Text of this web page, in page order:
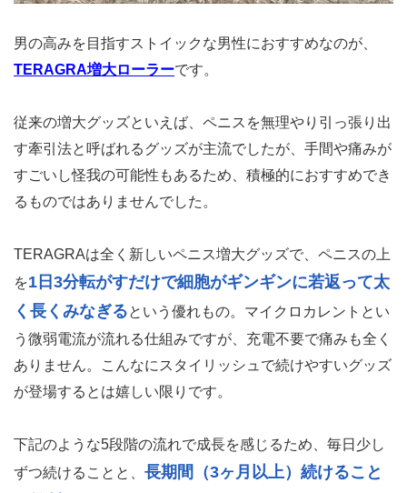
男の高みを目指すストイックな男性におすすめなのが、
TERAGRA増大ローラーです。
従来の増大グッズといえば、ペニスを無理やり引っ張り出
す牽引法と呼ばれるグッズが主流でしたが、手間や痛みが
すごいし怪我の可能性もあるため、積極的におすすめでき
るものではありませんでした。
TERAGRAは全く新しいペニス増大グッズで、ペニスの上
を1日3分転がすだけで細胞がギンギンに若返って太
く長くみなぎるという優れもの。マイクロカレントとい
う微弱電流が流れる仕組みですが、充電不要で痛みも全く
ありません。こんなにスタイリッシュで続けやすいグッズ
が登場するとは嬉しい限りです。
下記のような5段階の流れで成長を感じるため、毎日少し
ずつ続けることと、 長期間（3ヶ月以上）続けること